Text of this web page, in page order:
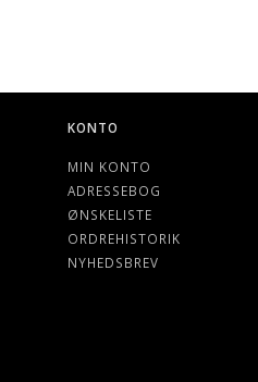
KONTO
MIN KONTO
ADRESSEBOG
ØNSKELISTE
ORDREHISTORIK
NYHEDSBREV